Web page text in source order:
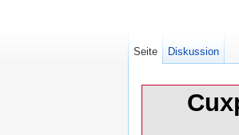
Seite Diskussion